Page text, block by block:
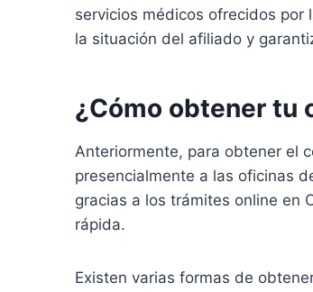
servicios médicos ofrecidos por
la situación del afiliado y
¿Cómo obtener tu
Anteriormente, para obtener el
presencialmente a las oficinas
gracias a los trámites online en
rápida.
Existen varias formas de